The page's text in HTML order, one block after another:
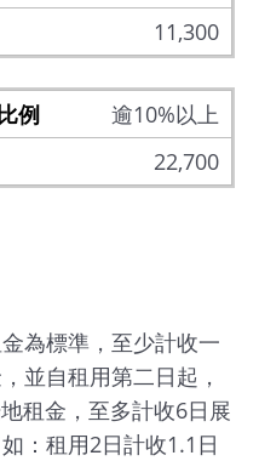
11,300
逾10%以上
22,700
為標準，至少計收一
並自租用第二日起，
租金，至多計收6日展
：租用2日計收1.1日